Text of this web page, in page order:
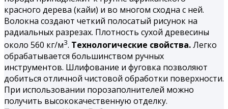
красного дерева (кайи) и во многом сходна с ней.
Волокна создают четкий полосатый рисунок на
радиальных разрезах. Плотность сухой древесины
около 560 кг/м3. Технологические свойства.Легко
обрабатывается большинством ручных
инструментов. Шлифование и фуговка позволяют
добиться отличной чистовой обработки поверхности.
При использовании порозаполнителей можно
получить высококачественную отделку.